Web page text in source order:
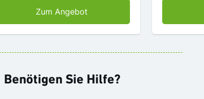
Zum Angebot
Benötigen Sie Hilfe?